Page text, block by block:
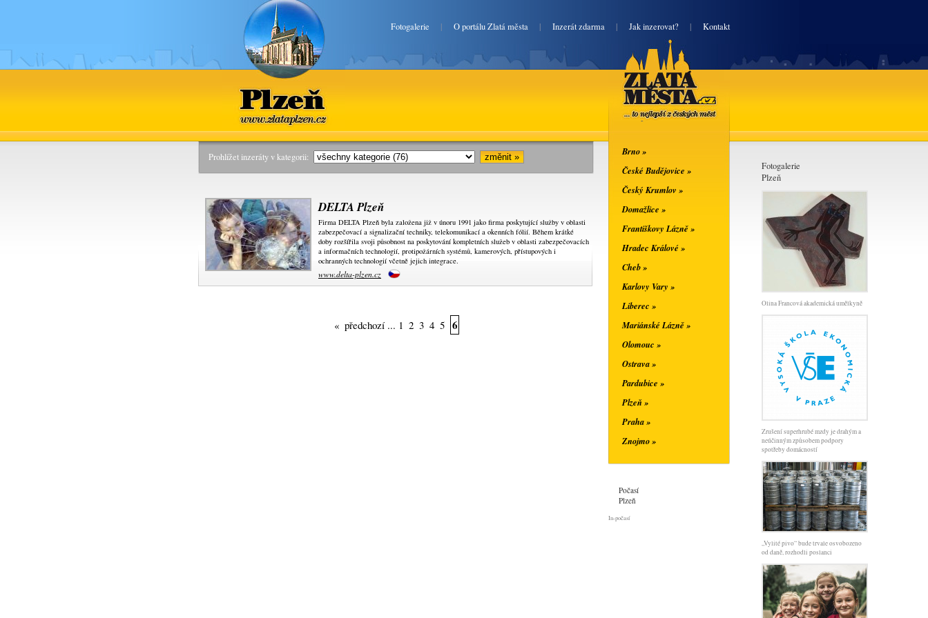
Fotogalerie | O portálu Zlatá města | Inzerát zdarma | Jak inzerovat? | Kontakt
Plzeň
www.zlataplzen.cz
Prohlížet inzeráty v kategorii:
DELTA Plzeň
Firma DELTA Plzeň byla založena již v únoru 1991 jako firma poskytující služby v oblasti
zabezpečovací a signalizační techniky, telekomunikací a okenních fólií. Během krátké
doby rozšířila svoji působnost na poskytování kompletních služeb v oblasti zabezpečovacích
a informačních technologií, protipožárních systémů, kamerových, přístupových i
ochranných technologií včetně jejich integrace.
www.delta-plzen.cz
« předchozí ... 1 2 3 4 5 6
Fotogalerie
Plzeň
Olina Francová akademická umělkyně
Zrušení superhrubé mzdy je drahým a
neúčinným způsobem podpory
spotřeby domácností
„Vylité pivo“ bude trvale osvobozeno
od daně, rozhodli poslanci
Zlatá města
... to nejlepší z
českých měst
Brno »
České Budějovice »
Český Krumlov »
Domažlice »
Františkovy Lázně »
Hradec Králové »
Cheb »
Karlovy Vary »
Liberec »
Mariánské Lázně »
Olomouc »
Ostrava »
Pardubice »
Plzeň »
Praha »
Znojmo »
Počasí
Plzeň
In-počasí